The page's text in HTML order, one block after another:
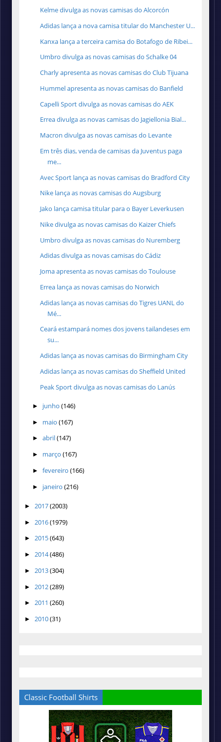
Kelme divulga as novas camisas do Alcorcón
Adidas lança a nova camisa titular do Manchester U...
Kanxa lança a terceira camisa do Botafogo de Ribei...
Umbro divulga as novas camisas do Schalke 04
Charly apresenta as novas camisas do Club Tijuana
Hummel apresenta as novas camisas do Banfield
Capelli Sport divulga as novas camisas do AEK
Errea divulga as novas camisas do Jagiellonia Bial...
Macron divulga as novas camisas do Levante
Em três dias, venda de camisas da Juventus paga
me...
Avec Sport lança as novas camisas do Bradford City
Nike lança as novas camisas do Augsburg
Jako lança camisa titular para o Bayer Leverkusen
Nike divulga as novas camisas do Kaizer Chiefs
Umbro divulga as novas camisas do Nuremberg
Adidas divulga as novas camisas do Cádiz
Joma apresenta as novas camisas do Toulouse
Errea lança as novas camisas do Norwich
Adidas lança as novas camisas do Tigres UANL do
Mé...
Ceará estampará nomes dos jovens tailandeses em
su...
Adidas lança as novas camisas do Birmingham City
Adidas lança as novas camisas do Sheffield United
Peak Sport divulga as novas camisas do Lanús
► junho (146)
► maio (167)
► abril(147)
► março (167)
► fevereiro (166)
► janeiro (216)
► 2017(2003)
► 2016(1979)
► 2015(643)
► 2014(486)
► 2013(304)
► 2012(289)
► 2011 (260)
► 2010(31)
Classic Football Shirts